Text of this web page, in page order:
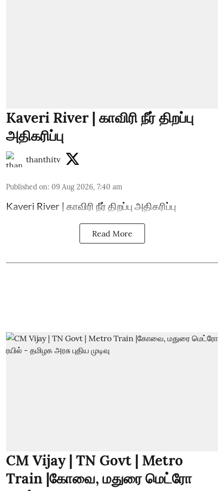
Kaveri River | காவிரி நீர் திறப்பு
அதிகரிப்பு
thanthitv
Published on: 09 Aug 2026, 7:40 am
Kaveri River | காவிரி நீர் திறப்பு அதிகரிப்பு
Read More
CM Vijay | TN Govt | Metro
Train |கோவை, மதுரை மெட்ரோ